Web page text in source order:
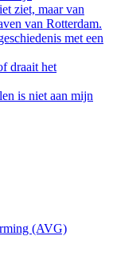
ziet, maar van
van Rotterdam.
met een
draait het
is niet aan mijn
(AVG)